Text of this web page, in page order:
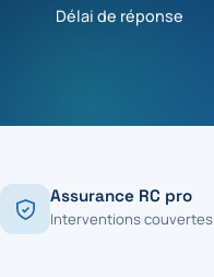
Délai de réponse
Assurance RC pro
Interventions couvertes